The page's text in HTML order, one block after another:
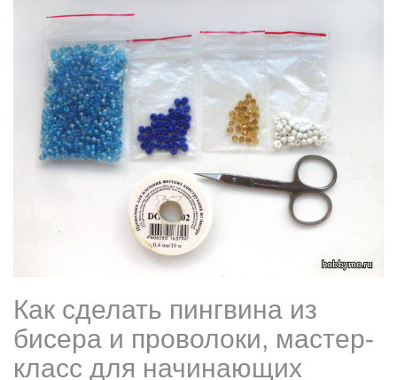
Как сделать пингвина из
бисера и проволоки, мастер-
класс для начинающих